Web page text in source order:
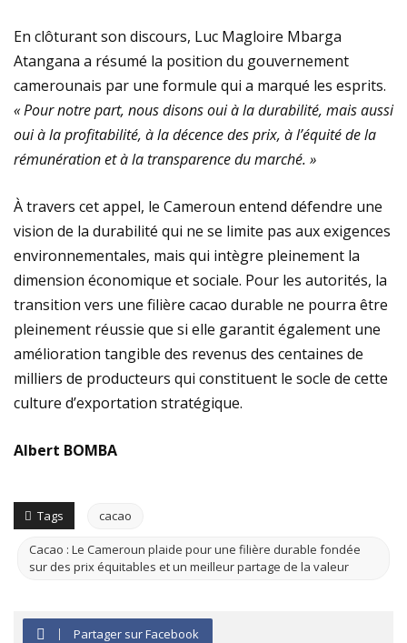
En clôturant son discours, Luc Magloire Mbarga
Atangana a résumé la position du gouvernement
camerounais par une formule qui a marqué les esprits.
« Pour notre part, nous disons oui à la durabilité, mais aussi
oui à la profitabilité, à la décence des prix, à l’équité de la
rémunération et à la transparence du marché. »
À travers cet appel, le Cameroun entend défendre une
vision de la durabilité qui ne se limite pas aux exigences
environnementales, mais qui intègre pleinement la
dimension économique et sociale. Pour les autorités, la
transition vers une filière cacao durable ne pourra être
pleinement réussie que si elle garantit également une
amélioration tangible des revenus des centaines de
milliers de producteurs qui constituent le socle de cette
culture d’exportation stratégique.
Albert BOMBA
Tags cacao
Cacao : Le Cameroun plaide pour une filière durable fondée
sur des prix équitables et un meilleur partage de la valeur
Partager sur Facebook